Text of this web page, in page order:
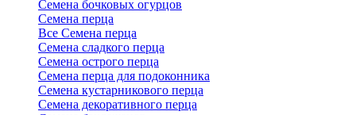
Семена бочковых огурцов
Семена перца
Все Семена перца
Семена сладкого перца
Семена острого перца
Семена перца для подоконника
Семена кустарникового перца
Семена декоративного перца